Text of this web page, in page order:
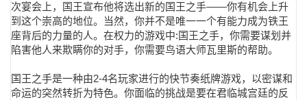
次宴会上，国王宣布他将选出新的国王之手——你有机会上升
到这个崇高的地位。当然，你并不是唯一一个有能力成为铁王
座背后的力量的人。在权力的游戏中:国王之手，你需要谋划并
陷害他人来欺瞒你的对手，你需要鸟语大师瓦里斯的帮助。
国王之手是一种由2-4名玩家进行的快节奏纸牌游戏，以密谋和
命运的突然转折为特色。你面临的挑战是要在君临城宫廷的反